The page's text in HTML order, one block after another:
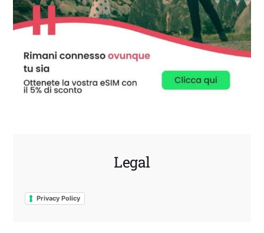
Legal
Privacy Policy